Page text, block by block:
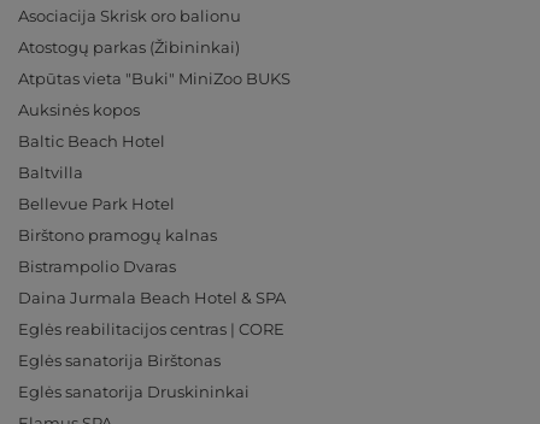
Asociacija Skrisk oro balionu
Atostogų parkas (Žibininkai)
Atpūtas vieta "Buki" MiniZoo BUKS
Auksinės kopos
Baltic Beach Hotel
Baltvilla
Bellevue Park Hotel
Birštono pramogų kalnas
Bistrampolio Dvaras
Daina Jurmala Beach Hotel & SPA
Eglės reabilitacijos centras | CORE
Eglės sanatorija Birštonas
Eglės sanatorija Druskininkai